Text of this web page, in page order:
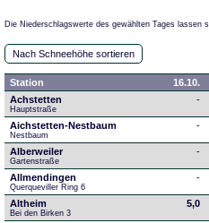
Die Niederschlagswerte des gewählten Tages lassen
Nach Schneehöhe sortieren
Station 16.10.
Achstetten
Hauptstraße
-
Aichstetten-Nestbaum
Nestbaum
-
Alberweiler
Gartenstraße
-
Allmendingen
Querqueviller Ring 6
-
Altheim
Bei den Birken 3
5,0